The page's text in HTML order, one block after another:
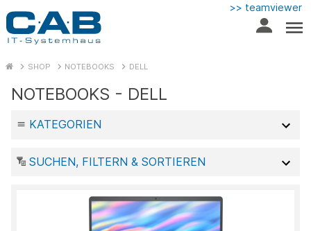
>> teamviewer
SHOP NOTEBOOKS DELL
NOTEBOOKS - DELL
KATEGORIEN
SUCHEN, FILTERN & SORTIEREN